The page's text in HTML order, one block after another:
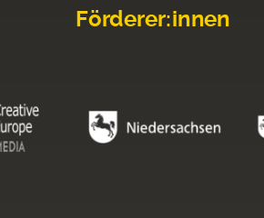
Förderer:innen